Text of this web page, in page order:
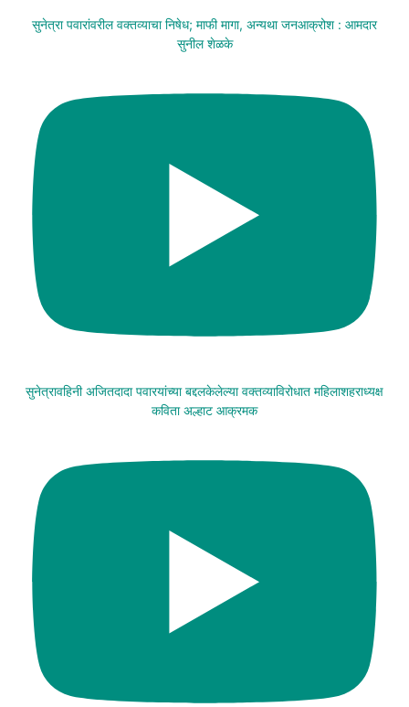
सुनेत्रा पवारांवरील वक्तव्याचा निषेध; माफी मागा, अन्यथा जनआक्रोश : आमदार
सुनील शेळके
सुनेत्रावहिनी अजितदादा पवारयांच्या बद्दलकेलेल्या वक्तव्याविरोधात महिलाशहराध्यक्ष
कविता अल्हाट आक्रमक